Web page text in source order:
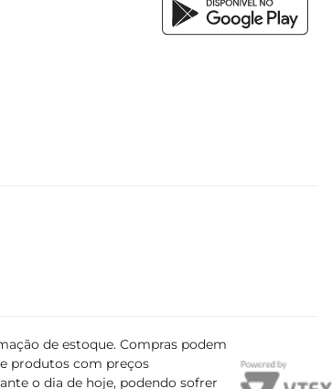
de estoque. Compras podem
produtos com preços
o dia de hoje, podendo sofrer